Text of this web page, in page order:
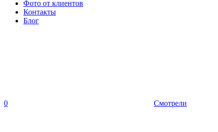
Фото от клиентов
Контакты
Блог
0 Смотрели